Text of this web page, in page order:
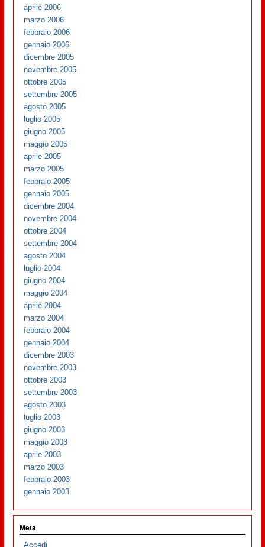
aprile 2006
marzo 2006
febbraio 2006
gennaio 2006
dicembre 2005
novembre 2005
ottobre 2005
settembre 2005
agosto 2005
luglio 2005
giugno 2005
maggio 2005
aprile 2005
marzo 2005
febbraio 2005
gennaio 2005
dicembre 2004
novembre 2004
ottobre 2004
settembre 2004
agosto 2004
luglio 2004
giugno 2004
maggio 2004
aprile 2004
marzo 2004
febbraio 2004
gennaio 2004
dicembre 2003
novembre 2003
ottobre 2003
settembre 2003
agosto 2003
luglio 2003
giugno 2003
maggio 2003
aprile 2003
marzo 2003
febbraio 2003
gennaio 2003
Meta
Accedi